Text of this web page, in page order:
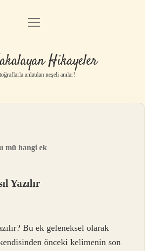
Anasayfa
Yasal Uyarı
menüyü
Hikayeler
anlatılan neşeli anılar!
mü hangi ek
Yazılır
Bu ek geleneksel olarak
önceki kelimenin son